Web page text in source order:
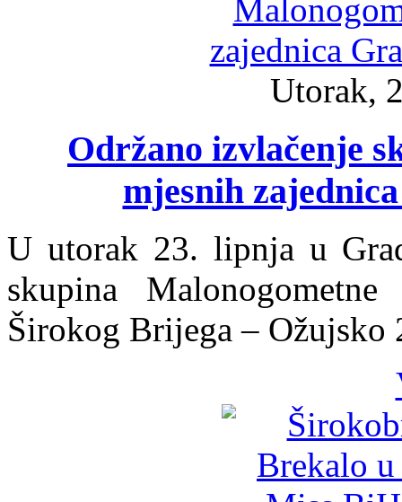
Utorak,
Održano izvlačenje
mjesnih
U utorak 23. lipnja u
skupina
Širokog Brijega – Ožujsko